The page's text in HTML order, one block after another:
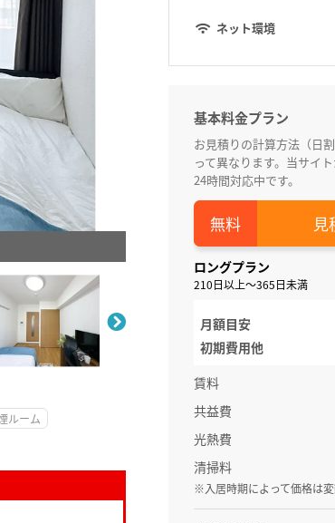
ルーム
ネット環境
基本料金プラン
お見積りの計算方法（日
って異なります。当サイ
24時間対応中です。
見
ロングプラン
210日以上～365日未満
月額目安
初期費用他
賃料
共益費
光熱費
清掃料
※入居時期によって価格は変